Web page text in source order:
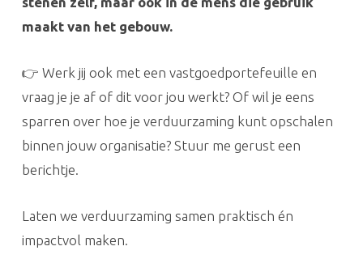
maakt van het gebouw.
👉 Werk jij ook met een vastgoedportefeuille en
vraag je je af of dit voor jou werkt? Of wil je eens
sparren over hoe je verduurzaming kunt opschalen
binnen jouw organisatie? Stuur me gerust een
berichtje.
Laten we verduurzaming samen praktisch én
impactvol maken.